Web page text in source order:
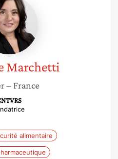
Marchetti
Marchetti
– France
alimentaire